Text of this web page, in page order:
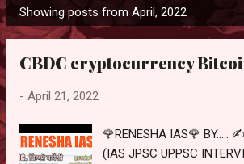
P
o
Showing posts from April, 2022
CBDC cryptocurrency
- April 21, 2022
🌹RENESHA IAS🌹 BY..... ✍️
(IAS JPSC UPPSC